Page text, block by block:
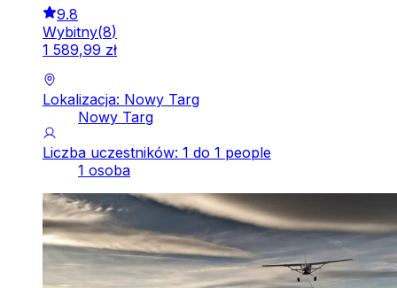
9.8
Wybitny(8)
1 589,99 zł
Lokalizacja: Nowy Targ
Nowy Targ
Liczba uczestników: 1 do 1 people
1 osoba